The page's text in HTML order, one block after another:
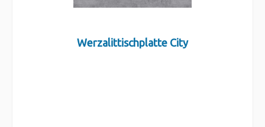
Werzalittischplatte City